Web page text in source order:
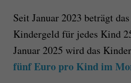
Seit Januar 2023 beträgt
Kindergeld für jedes Kind
Januar 2025 wird das
fünf Euro pro Kind im